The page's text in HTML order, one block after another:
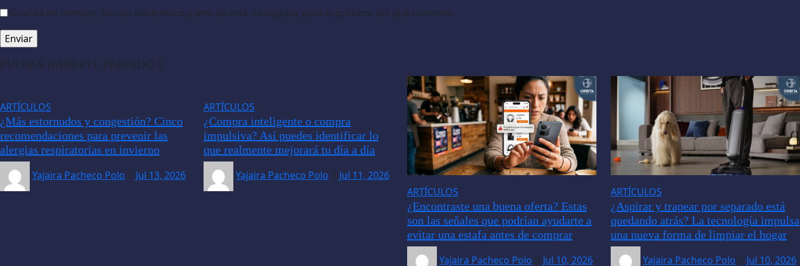
Guarda mi nombre, correo electrónico y web en este navegador para la próxima vez que comente.
PUEDES HABERTE PERDIDO
ARTÍCULOS
¿Más estornudos y congestión? Cinco
recomendaciones para prevenir las
alergias respiratorias en invierno
Yajaira Pacheco Polo
Jul 13, 2026
ARTÍCULOS
¿Compra inteligente o compra
impulsiva? Así puedes identificar lo
que realmente mejorará tu día a día
Yajaira Pacheco Polo
Jul 11, 2026
ARTÍCULOS
¿Encontraste una buena oferta? Estas
son las señales que podrían ayudarte a
evitar una estafa antes de comprar
Yajaira Pacheco Polo
Jul 10, 2026
ARTÍCULOS
¿Aspirar y trapear por separado está
quedando atrás? La tecnología impulsa
una nueva forma de limpiar el hogar
Yajaira Pacheco Polo
Jul 10, 2026